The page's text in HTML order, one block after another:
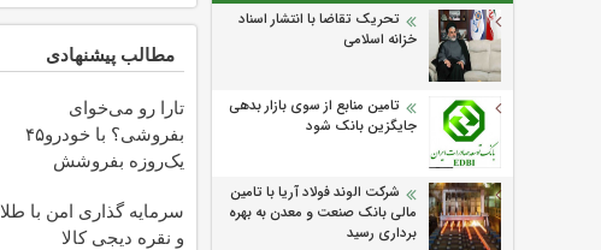
تحریک تقاضا با انتشار اسناد
خزانه اسلامی
تامین منابع از سوی بازار بدهی
جایگزین بانک شود
شرکت الوند فولاد آریا با تامین
مالی بانک صنعت و معدن به بهره
برداری رسید
مطالب پیشنهادی
تارا رو می‌خوای
بفروشی؟ با خودرو۴۵
یک‌روزه بفروشش
سرمایه گذاری امن با طلا
و نقره دیجی کالا